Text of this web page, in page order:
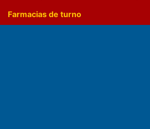
Farmacias de turno